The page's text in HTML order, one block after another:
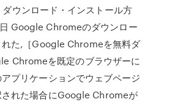
ウンロード・インストール方
Google Chromeのダウンロー
れた,［Google Chromeを無料ダ
Chromeを既定のブラウザーに
プリケーションでウェブページ
された場合にGoogle Chromeが